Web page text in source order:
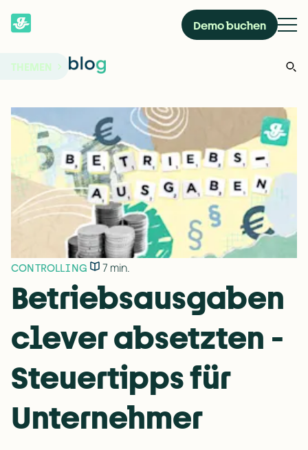
Demo buchen
THEMEN
CONTROLLING 7 min.
Betriebsausgaben
clever absetzten -
Steuertipps für
Unternehmer